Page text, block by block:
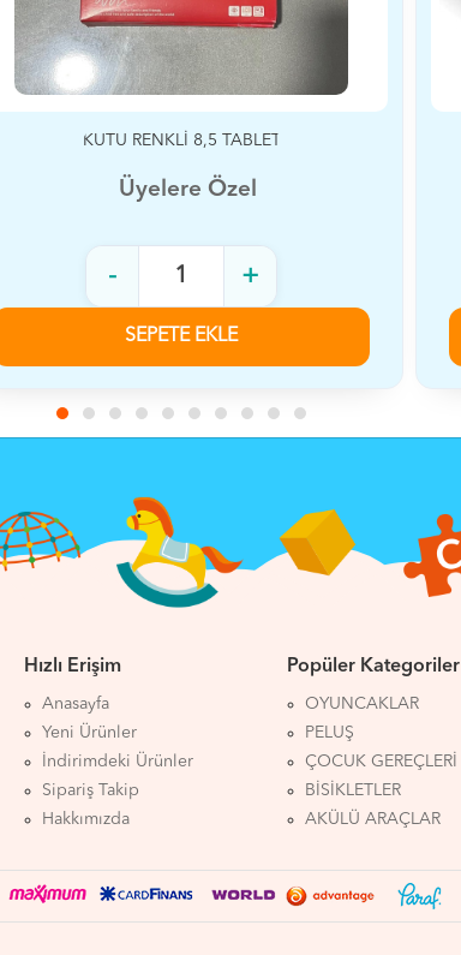
MOLİ BUZ KIRMA OYUNU
Üyelere Özel
SEPETE EKLE
Hızlı Erişim
Anasayfa
Yeni Ürünler
İndirimdeki Ürünler
Sipariş Takip
Hakkımızda
Popüler Kategoriler
OYUNCAKLAR
PELUŞ
ÇOCUK GEREÇLERİ
BİSİKLETLER
AKÜLÜ ARAÇLAR